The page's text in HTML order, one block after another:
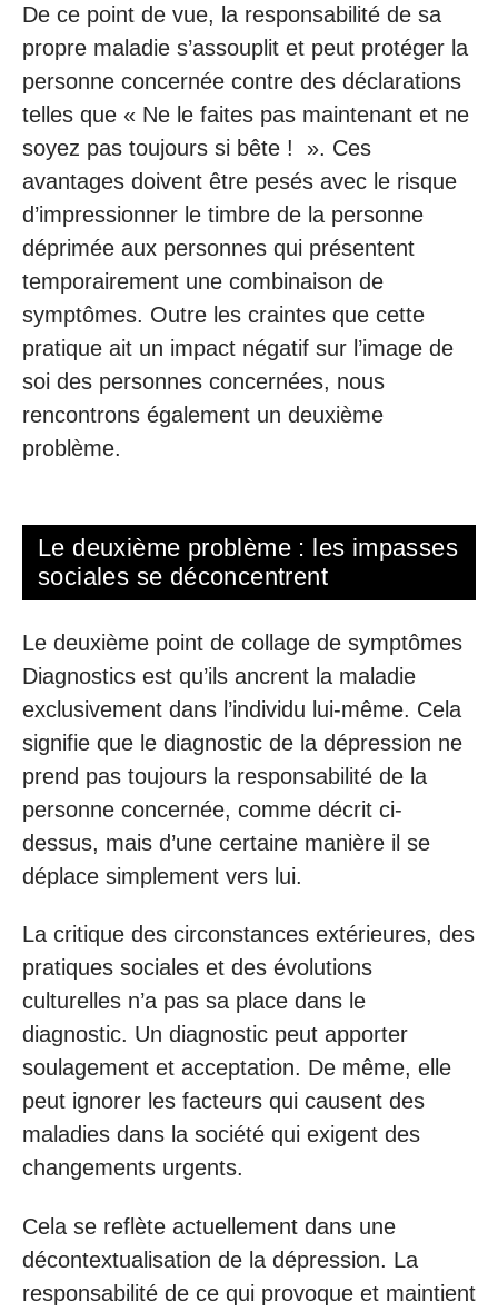
De ce point de vue, la responsabilité de sa
propre maladie s’assouplit et peut protéger la
personne concernée contre des déclarations
telles que « Ne le faites pas maintenant et ne
soyez pas toujours si bête ! ». Ces
avantages doivent être pesés avec le risque
d’impressionner le timbre de la personne
déprimée aux personnes qui présentent
temporairement une combinaison de
symptômes. Outre les craintes que cette
pratique ait un impact négatif sur l’image de
soi des personnes concernées, nous
rencontrons également un deuxième
problème.
Le deuxième problème : les impasses
sociales se déconcentrent
Le deuxième point de collage de symptômes
Diagnostics est qu’ils ancrent la maladie
exclusivement dans l’individu lui-même. Cela
signifie que le diagnostic de la dépression ne
prend pas toujours la responsabilité de la
personne concernée, comme décrit ci-
dessus, mais d’une certaine manière il se
déplace simplement vers lui.
La critique des circonstances extérieures, des
pratiques sociales et des évolutions
culturelles n’a pas sa place dans le
diagnostic. Un diagnostic peut apporter
soulagement et acceptation. De même, elle
peut ignorer les facteurs qui causent des
maladies dans la société qui exigent des
changements urgents.
Cela se reflète actuellement dans une
décontextualisation de la dépression. La
responsabilité de ce qui provoque et maintient